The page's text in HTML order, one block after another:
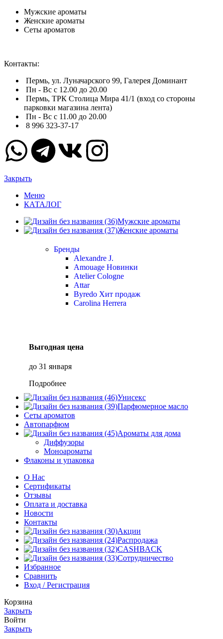
Мужские ароматы
Женские ароматы
Сеты ароматов
Контакты:
Пермь, ул. Луначарского 99, Галерея Доминант
Пн - Вс с 12.00 до 20.00
Пермь, ТРК Столица Мира 41/1 (вход со стороны
парковки магазина лента)
Пн - Вс с 11.00 до 20.00
8 996 323-37-17
Закрыть
Меню
КАТАЛОГ
Мужские ароматы
Женские ароматы
Бренды
Alexandre J.
Amouage Новинки
Atelier Cologne
Attar
Byredo Хит продаж
Carolina Herrera
Выгодная цена
до 31 января
Подробнее
Унисекс
Парфюмерное масло
Сеты ароматов
Автопарфюм
Ароматы для дома
Диффузоры
Моноароматы
Флаконы и упаковка
О Нас
Сертификаты
Отзывы
Оплата и доставка
Новости
Контакты
Акции
Распродажа
CASHBACK
Сотрудничество
Избранное
Сравнить
Вход / Регистрация
Корзина
Закрыть
Войти
Закрыть